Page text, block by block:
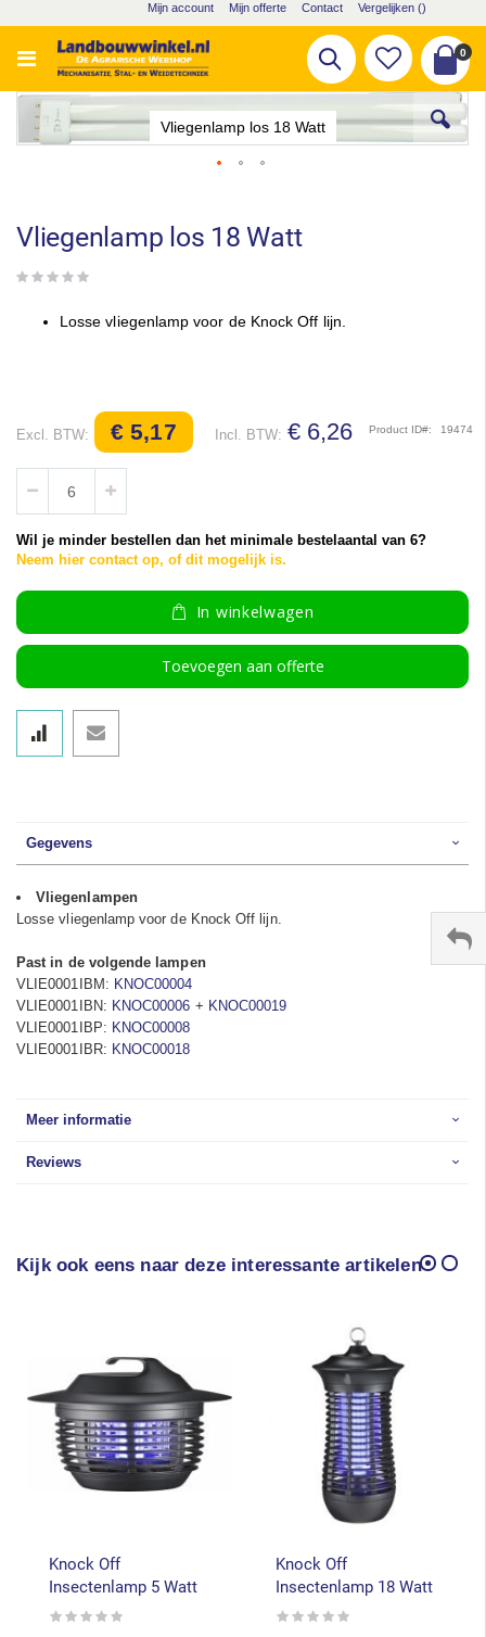
naar
de
inhoud
Mijn account Mijn offerte Contact Vergelijken ()
Cart
0
Zoek
Ga
naar
het
gallerij
Vliegenlamp los 18 Watt
het
begin
de
gallerij
Vliegenlamp los 18 Watt
Losse vliegenlamp voor de Knock Off lijn.
€ 5,17 € 6,26 Product ID 19474
Wil je minder bestellen dan het minimale bestelaantal van 6?
Neem hier contact op, of dit mogelijk is.
In winkelwagen
Toevoegen aan offerte
Gegevens
Vliegenlampen
Losse vliegenlamp voor de Knock Off lijn.
Past in de volgende lampen
VLIE0001IBM: KNOC00004
VLIE0001IBN: KNOC00006 + KNOC00019
VLIE0001IBP: KNOC00008
VLIE0001IBR: KNOC00018
Meer informatie
Reviews
Kijk ook eens naar deze interessante artikelen
Knock Off
Insectenlamp 5 Watt
Rating:
Knock Off
Insectenlamp 18 Watt
Rating: